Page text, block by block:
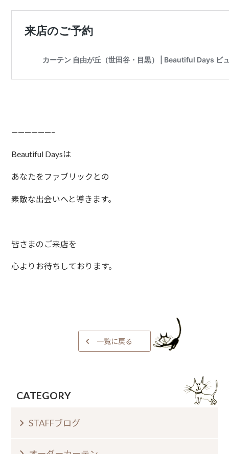
——————–⁠
Beautiful Daysは⁠
あなたをファブリックとの⁠
素敵な出会いへと導きます。⁠
皆さまのご来店を⁠
心よりお待ちしております。⁠
一覧に戻る
CATEGORY
STAFFブログ